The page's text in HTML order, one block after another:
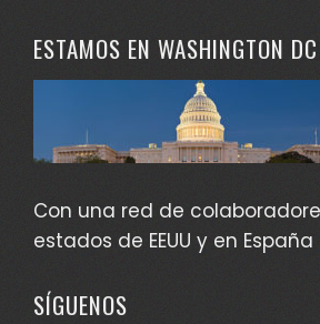
ESTAMOS EN WASHINGTON DC
Con una red de
estados de EEUU y en España
SÍGUENOS